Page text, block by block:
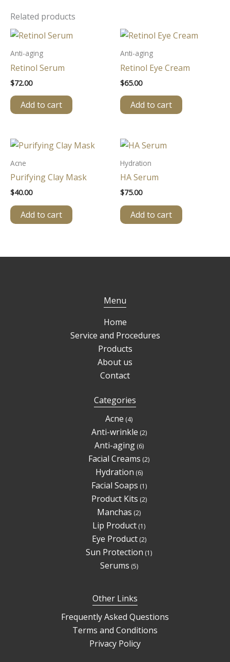
Related products
Anti-aging
Retinol Serum
$72.00
Add to cart
Anti-aging
Retinol Eye Cream
$65.00
Add to cart
Acne
Purifying Clay Mask
$40.00
Add to cart
Hydration
HA Serum
$75.00
Add to cart
Menu
Home
Service and Procedures
Products
About us
Contact
Categories
Acne 44
Anti-wrinkle 22
Anti-aging 66
Facial Creams 22
Hydration 66
Facial Soaps 11
Product Kits 22
Manchas 22
Lip Product 11
Eye Product 22
Sun Protection 11
Serums 55
Other Links
Frequently Asked Questions
Terms and Conditions
Privacy Policy